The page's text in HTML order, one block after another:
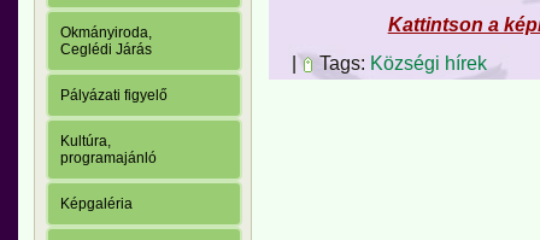
Okmányiroda,
Ceglédi Járás
Pályázati figyelő
Kultúra,
programajánló
Képgaléria
Kattintson a
|
Tags: Községi hírek